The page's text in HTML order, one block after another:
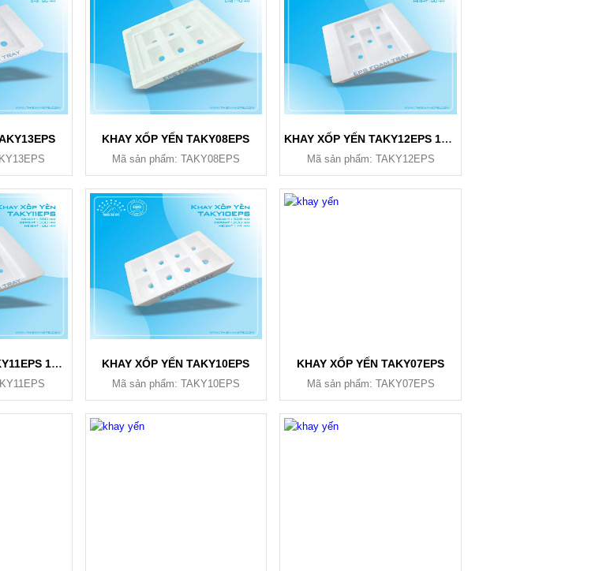
KHAY XỐP YẾN TAKY08EPS
Mã sản phẩm: TAKY08EPS
KHAY XỐP YẾN TAKY12EPS 150ML
Mã sản phẩm: TAKY12EPS
KHAY XỐP YẾN TAKY11EPS 150ML KHAY XỐP YẾN TAKY10EPS
Mã sản phẩm: TAKY10EPS
KHAY XỐP YẾN TAKY07EPS
Mã sản phẩm: TAKY07EPS